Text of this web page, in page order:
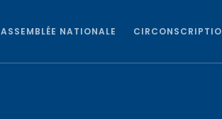
ASSEMBLÉE NATIONALE